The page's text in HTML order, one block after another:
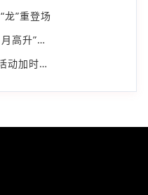
”重登场
AvaTrade爱华举办的“月月高升”代理活动
AvaTrade爱华年末狂欢活动加时加量